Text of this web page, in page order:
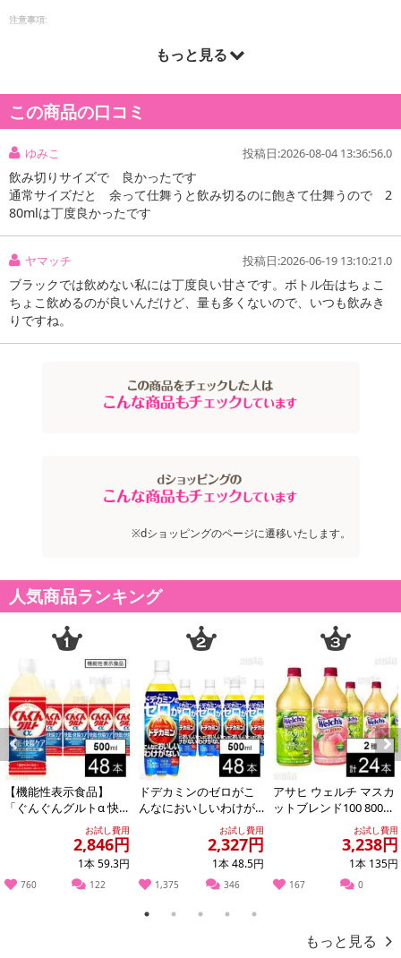
注意事項:
お申込みの際は 「商品情報」に記載されている「注意事項」を
必ずご確認ください。
記載されている内容を必ずご確認いただき、お届けする商品セット
にご納得いただきましたうえでお申し込みください。
※パッケージ変更や商品リニューアル(成分など含む)等により、参考
の掲載画像や画像内のバーコードなど、お届け商品と多少異なる場
合がございます。
また、[新たな加工食品の原料原産地表示制度]の経過措置期間の終
了により、商品詳細内に記載の原産国・原材料の表記が旧表記の場
合がございます。
あらかじめご了承いただいた上でお申込みください。なお、本理由
によるお申込み後のキャンセル・返品交換は対応いたしかねます。
【お支払いについて】
※送料はお試し費用に含まれております。
※お支払い方法は、電話料金合算払い、クレジットカード、dポイン
トの利用となります。
【発送・お届け・商品について】
※お申込み頂きました商品の同梱、お届けの日時指定はいたしかね
もっと見る
この商品の口コミ
ゆみこ 投稿日:2026-08-04 13:36:56.0
飲み切りサイズで 良かったです
通常サイズだと 余って仕舞うと飲み切るのに飽きて仕舞うので 2
80mlは丁度良かったです
ヤマッチ 投稿日:2026-06-19 13:10:21.0
ブラックでは飲めない私には丁度良い甘さです。ボトル缶はちょこ
ちょこ飲めるのが良いんだけど、量も多くないので、いつも飲みき
りですね。
※dショッピングのページに遷移いたします。
人気商品ランキング
Previous
【機能性表示食品】
「ぐんぐんグルトα 快
眠・快腸ケア」PET 500
お試し費用
2,846円
1本 59.3円
760 122
ドデカミンのゼロがこ
んなにおいしいわけが
お試し費用
2,327円
1本 48.5円
1,375 346
アサヒ ウェルチ マスカ
ットブレンド100 800g /
Welch’sピーチ1...お試し費用
3,238円
1本 135円
167 0
Next
1 2 3 4 5
もっと見る